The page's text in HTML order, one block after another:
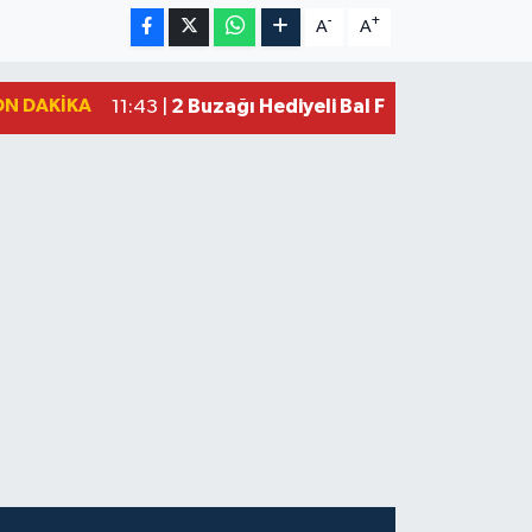
A- A+
DAKIKA 11:43 | 2 Buzağı Hediyeli Bal Festivalinde